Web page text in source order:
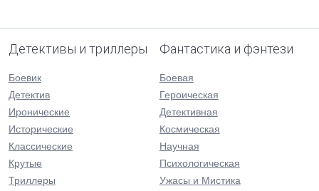
Детективы и триллеры
Боевик
Детектив
Иронические
Исторические
Классические
Крутые
Триллеры
Фантастика и фэнтези
Боевая
Героическая
Детективная
Космическая
Научная
Психологическая
Ужасы и Мистика